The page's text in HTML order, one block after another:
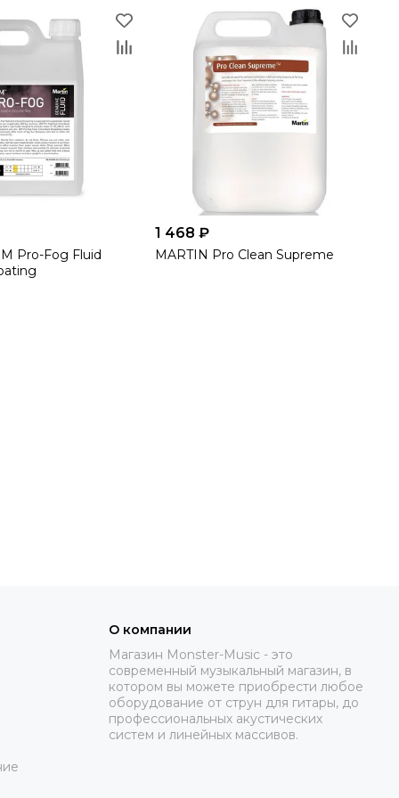
Pro-Fog Fluid
1 468 ₽
MARTIN Pro Clean Supreme
О компании
Магазин Monster-Music - это
современный музыкальный магазин, в
котором вы можете приобрести любое
оборудование от струн для гитары, до
профессиональных акустических
систем и линейных массивов.